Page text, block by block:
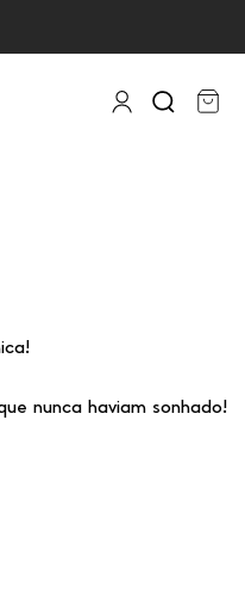
nunca haviam sonhado!